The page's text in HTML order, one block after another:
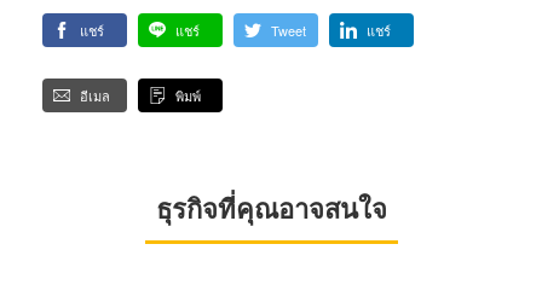
แชร์ แชร์ Tweet แชร์
อีเมล พิมพ์
ธุรกิจที่คุณอาจสนใจ